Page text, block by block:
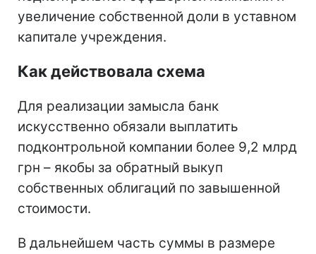
увеличение собственной доли в уставном
капитале учреждения.
Как действовала схема
Для реализации замысла банк
искусственно обязали выплатить
подконтрольной компании более 9,2 млрд
грн – якобы за обратный выкуп
собственных облигаций по завышенной
стоимости.
В дальнейшем часть суммы в размере